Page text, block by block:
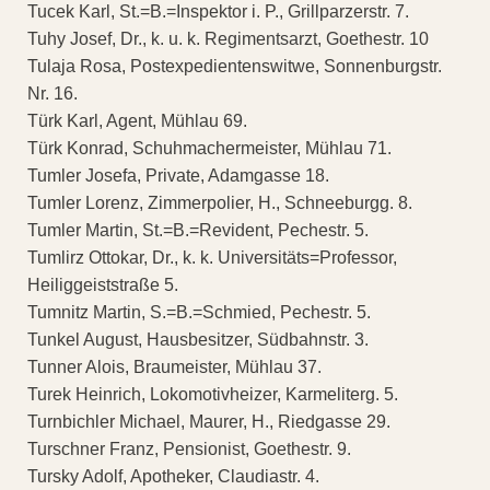
Tucek Karl, St.=B.=Inspektor i. P., Grillparzerstr. 7.
Tuhy Josef, Dr., k. u. k. Regimentsarzt, Goethestr. 10
Tulaja Rosa, Postexpedientenswitwe, Sonnenburgstr.
Nr. 16.
Türk Karl, Agent, Mühlau 69.
Türk Konrad, Schuhmachermeister, Mühlau 71.
Tumler Josefa, Private, Adamgasse 18.
Tumler Lorenz, Zimmerpolier, H., Schneeburgg. 8.
Tumler Martin, St.=B.=Revident, Pechestr. 5.
Tumlirz Ottokar, Dr., k. k. Universitäts=Professor,
Heiliggeiststraße 5.
Tumnitz Martin, S.=B.=Schmied, Pechestr. 5.
Tunkel August, Hausbesitzer, Südbahnstr. 3.
Tunner Alois, Braumeister, Mühlau 37.
Turek Heinrich, Lokomotivheizer, Karmeliterg. 5.
Turnbichler Michael, Maurer, H., Riedgasse 29.
Turschner Franz, Pensionist, Goethestr. 9.
Tursky Adolf, Apotheker, Claudiastr. 4.